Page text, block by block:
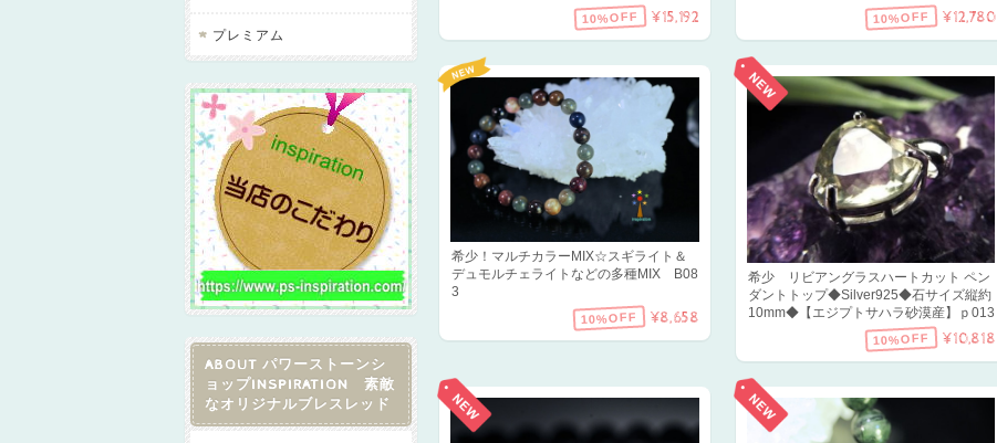
10%OFF ¥15,192 10%OFF ¥12,780
希少！マルチカラーMIX☆スギライト＆
デュモルチェライトなどの多種MIX B08
3
10%OFF ¥8,658
希少 リビアングラスハートカット ペン
ダントトップ◆Silver925◆石サイズ縦約
10mm◆【エジプトサハラ砂漠産】ｐ013
10%OFF ¥10,818
プレミアム
ABOUT パワーストーンシ
ョップINSPIRATION 素敵
なオリジナルブレスレッド